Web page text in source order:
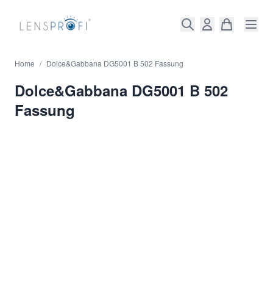
Home / Dolce&Gabbana DG5001 B 502 Fassung
Dolce&Gabbana DG5001 B 502
Fassung